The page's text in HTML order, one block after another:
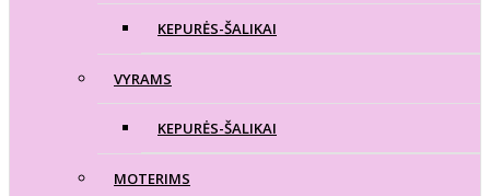
KEPURĖS-ŠALIKAI
VYRAMS
KEPURĖS-ŠALIKAI
MOTERIMS